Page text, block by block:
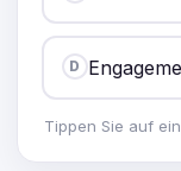
D
Tippen Sie auf